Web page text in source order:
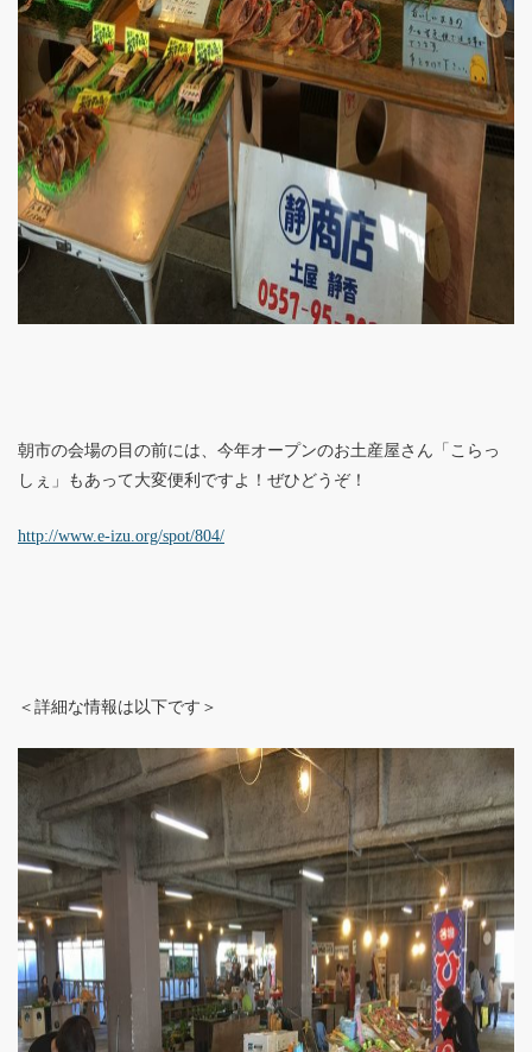
朝市の会場の目の前には、今年オープンのお土産屋さん「こらっ
しぇ」もあって大変便利ですよ！ぜひどうぞ！
http://www.e-izu.org/spot/804/
＜詳細な情報は以下です＞